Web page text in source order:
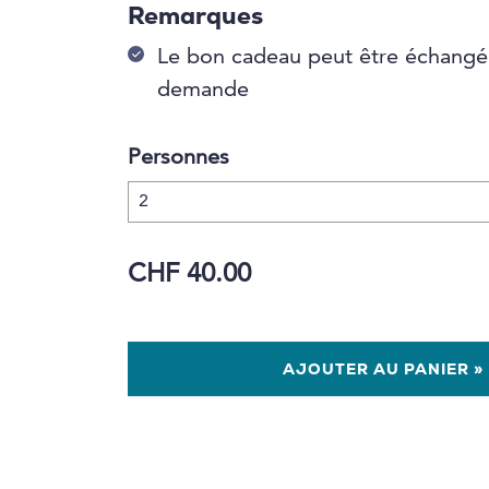
Remarques
Le bon cadeau peut être
demande
Personnes
CHF 40.00
AJOUTER AU PANIER »